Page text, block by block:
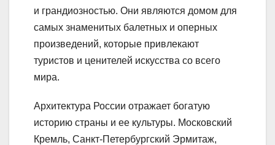
и грандиозностью. Они являются домом для
самых знаменитых балетных и оперных
произведений, которые привлекают
туристов и ценителей искусства со всего
мира.
Архитектура России отражает богатую
историю страны и ее культуры. Московский
Кремль, Санкт-Петербургский Эрмитаж,